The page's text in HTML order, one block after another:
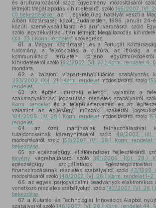
és árufuvarozásról szóló Egyezmény módosításáról
létrejött Megállapodás kihirdetéséről szóló 165/2007. (VI.
(1) bekezdésében az „ , egyidejűleg hatályát veszti a
Albán Köztársaság között Budapesten, 1996. január 24-
közúti személyszállításról és árufuvarozásról szóló
szóló jegyzékváltás útján létrejött Megállapodás
(XII. 23.) Korm. rendelet” szövegrész,
61.
a Magyar Köztársaság és a Portugál
tudomány, a felsőoktatás, a kultúra, az ifjúság, a
kommunikáció területén történő
kihirdetéséről szóló162/2007. (VI. 27.) Korm. rendelet 4.
mondata,
62.
a balatoni vízpart-rehabilitációs szabályozás
283/2002. (XII. 21.) Korm. rendelet módosításáról szóló
rendelet
63.
az építési műszaki ellenőri, valamint a
szakmagyakorlási jogosultság részletes szabályairól
Korm. rendelet és a településtervezési és az
valamint az építésügyi műszaki szakértői
104/2006. (IV. 28.) Korm. rendeletmódosításáról szóló
rendelet
64.
az ózdi martinsalak felhasználásával
tulajdonosainak kárenyhítéséről szóló 40/2003. (III.
módosításáról szóló 150/2007. (VI. 26.) Korm. rendelet
bekezdése
65.
az egészségügyi ellátórendszer fejlesztéséről
törvény végrehajtásáról szóló 361/2006. (XII. 28.)
egészségügyi szolgáltatások
finanszírozásának részletes szabályairól szóló 43/1999.
módosításáról szóló 148/2007. (VI. 26.) Korm. rendelet
66.
az egyes iparjogvédelmi beadványok elektronikus
vonatkozó részletes szabályokról szóló 147/2007. (VI. 26.)
bekezdése
67. a Kutatási és Technológiai Innovációs Alapból
szabályairól szóló146/2007. (VI. 26.) Korm. rendelet 44.